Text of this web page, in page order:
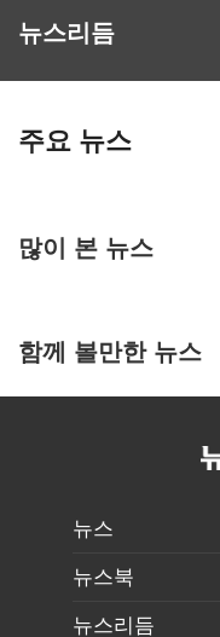
뉴스리듬
주요 뉴스
많이 본 뉴스
함께 볼만한 뉴스
뉴스
뉴스북
뉴스리듬